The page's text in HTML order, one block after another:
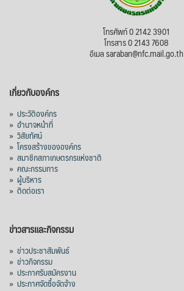
โทรศัพท์ 0 2142 3901
โทรสาร 0 2143 7608
อีเมล saraban@nfc.mail.go.th
เกี่ยวกับองค์กร
» ประวัติองค์กร
» อำนาจหน้าที่
» วิสัยทัศน์
» โครงสร้างขององค์กร
» สมาชิกสภาเกษตรกรแห่งชาติ
» คณะกรรมการ
» ผู้บริหาร
» ติดต่อเรา
ข่าวสารและกิจกรรม
» ข่าวประชาสัมพันธ์
» ข่าวกิจกรรม
» ประกาศรับสมัครงาน
» ประกาศจัดซื้อจัดจ้าง